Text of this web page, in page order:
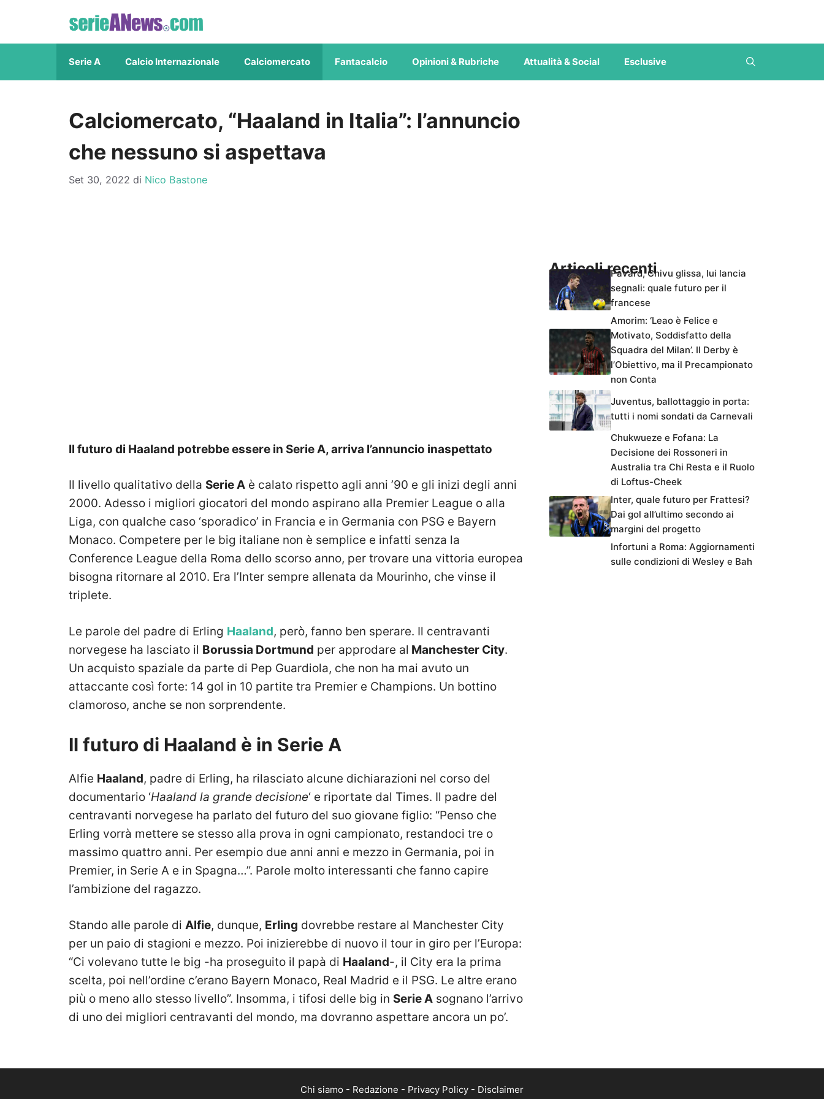
contenuto
Serie A Calcio Internazionale Calciomercato Fantacalcio Opinioni & Rubriche Attualità & Social Esclusive
Calciomercato, “Haaland in Italia”: l’annuncio
che nessuno si aspettava
Set 30, 2022 di Nico Bastone
Il futuro di Haaland potrebbe essere in Serie A, arriva l’annuncio inaspettato
Il livello qualitativo della Serie A è calato rispetto agli anni ’90 e gli inizi degli anni
2000. Adesso i migliori giocatori del mondo aspirano alla Premier League o alla
Liga, con qualche caso ‘sporadico’ in Francia e in Germania con PSG e Bayern
Monaco. Competere per le big italiane non è semplice e infatti senza la
Conference League della Roma dello scorso anno, per trovare una vittoria europea
bisogna ritornare al 2010. Era l’Inter sempre allenata da Mourinho, che vinse il
triplete.
Le parole del padre di Erling Haaland, però, fanno ben sperare. Il centravanti
norvegese ha lasciato il Borussia Dortmund per approdare al Manchester City.
Un acquisto spaziale da parte di Pep Guardiola, che non ha mai avuto un
attaccante così forte: 14 gol in 10 partite tra Premier e Champions. Un bottino
clamoroso, anche se non sorprendente.
Il futuro di Haaland è in Serie A
Alfie Haaland, padre di Erling, ha rilasciato alcune dichiarazioni nel corso del
documentario ‘Haaland la grande decisione‘ e riportate dal Times. Il padre del
centravanti norvegese ha parlato del futuro del suo giovane figlio: “Penso che
Erling vorrà mettere se stesso alla prova in ogni campionato, restandoci tre o
massimo quattro anni. Per esempio due anni anni e mezzo in Germania, poi in
Premier, in Serie A e in Spagna…”. Parole molto interessanti che fanno capire
l’ambizione del ragazzo.
Stando alle parole di Alfie, dunque, Erling dovrebbe restare al Manchester City
per un paio di stagioni e mezzo. Poi inizierebbe di nuovo il tour in giro per l’Europa:
“Ci volevano tutte le big -ha proseguito il papà di Haaland-, il City era la prima
scelta, poi nell’ordine c’erano Bayern Monaco, Real Madrid e il PSG. Le altre erano
più o meno allo stesso livello”. Insomma, i tifosi delle big in Serie A sognano l’arrivo
di uno dei migliori centravanti del mondo, ma dovranno aspettare ancora un po’.
Articoli recentiPavard, Chivu glissa, lui lancia
segnali: quale futuro per il
francese
Amorim: ‘Leao è Felice e
Motivato, Soddisfatto della
Squadra del Milan’. Il Derby è
l’Obiettivo, ma il Precampionato
non Conta
Juventus, ballottaggio in porta:
tutti i nomi sondati da Carnevali
Chukwueze e Fofana: La
Decisione dei Rossoneri in
Australia tra Chi Resta e il Ruolo
di Loftus-Cheek
Inter, quale futuro per Frattesi?
Dai gol all’ultimo secondo ai
margini del progetto
Infortuni a Roma: Aggiornamenti
sulle condizioni di Wesley e Bah
Chi siamo - Redazione - Privacy Policy - Disclaimer